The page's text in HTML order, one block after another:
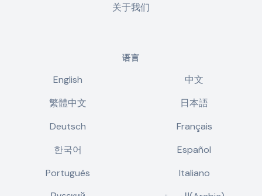
关于我们
语言
English
中文
繁體中文
日本語
Deutsch
Français
한국어
Español
Português
Italiano